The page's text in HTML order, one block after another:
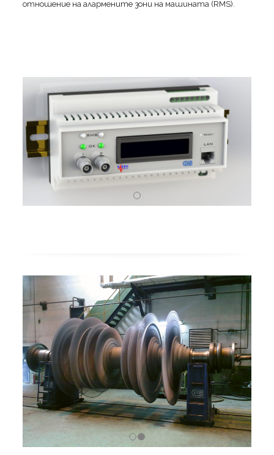
отношение на алармените зони на машината (RMS).